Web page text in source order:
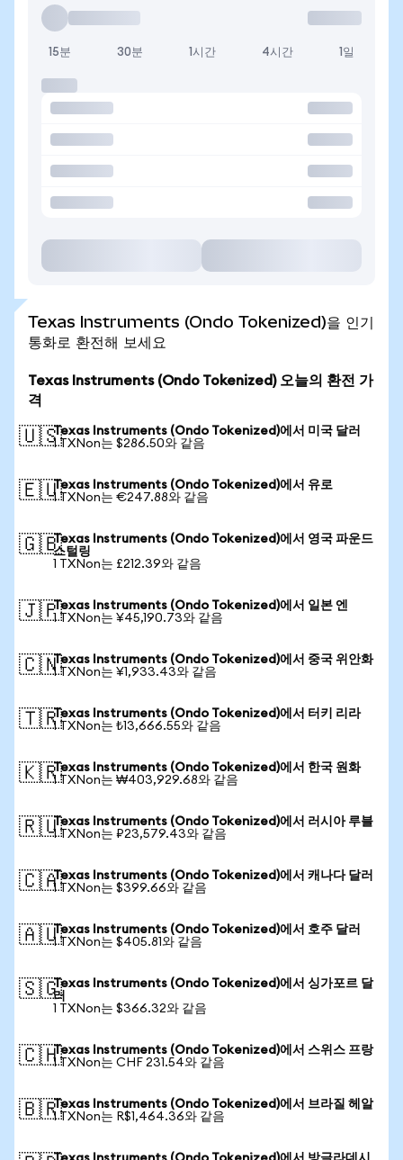
15분 30분 1시간 4시간 1일
Texas Instruments (Ondo Tokenized)을 인기
통화로 환전해 보세요
Texas Instruments (Ondo Tokenized) 오늘의 환전 가
격
🇺🇸Texas Instruments (Ondo Tokenized)에서 미국 달러
1 TXNon는 $286.50와 같음
🇪🇺Texas Instruments (Ondo Tokenized)에서 유로
1 TXNon는 €247.88와 같음
🇬🇧Texas Instruments (Ondo Tokenized)에서 영국 파운드
스털링
1 TXNon는 £212.39와 같음
🇯🇵Texas Instruments (Ondo Tokenized)에서 일본 엔
1 TXNon는 ¥45,190.73와 같음
🇨🇳Texas Instruments (Ondo Tokenized)에서 중국 위안화
1 TXNon는 ¥1,933.43와 같음
🇹🇷Texas Instruments (Ondo Tokenized)에서 터키 리라
1 TXNon는 ₺13,666.55와 같음
🇰🇷Texas Instruments (Ondo Tokenized)에서 한국 원화
1 TXNon는 ₩403,929.68와 같음
🇷🇺Texas Instruments (Ondo Tokenized)에서 러시아 루블
1 TXNon는 ₽23,579.43와 같음
🇨🇦Texas Instruments (Ondo Tokenized)에서 캐나다 달러
1 TXNon는 $399.66와 같음
🇦🇺Texas Instruments (Ondo Tokenized)에서 호주 달러
1 TXNon는 $405.81와 같음
🇸🇬Texas Instruments (Ondo Tokenized)에서 싱가포르 달
러
1 TXNon는 $366.32와 같음
🇨🇭Texas Instruments (Ondo Tokenized)에서 스위스 프랑
1 TXNon는 CHF 231.54와 같음
🇧🇷Texas Instruments (Ondo Tokenized)에서 브라질 헤알
1 TXNon는 R$1,464.36와 같음